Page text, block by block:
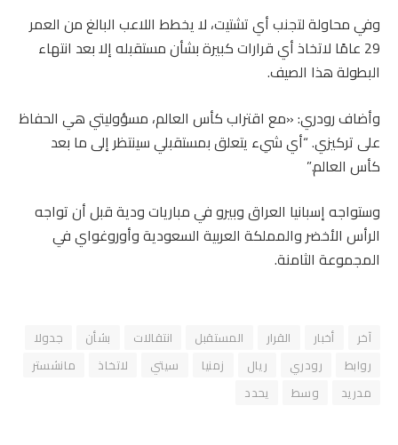
وفي محاولة لتجنب أي تشتيت، لا يخطط اللاعب البالغ من العمر
29 عامًا لاتخاذ أي قرارات كبيرة بشأن مستقبله إلا بعد انتهاء
البطولة هذا الصيف.
وأضاف رودري: «مع اقتراب كأس العالم، مسؤوليتي هي الحفاظ
على تركيزي. “أي شيء يتعلق بمستقبلي سينتظر إلى ما بعد
كأس العالم.”
وستواجه إسبانيا العراق وبيرو في مباريات ودية قبل أن تواجه
الرأس الأخضر والمملكة العربية السعودية وأوروغواي في
المجموعة الثامنة.
آخر أخبار القرار المستقبل انتقالات بشأن
جدولا
روابط
رودري ريال زمنيا سيتي لاتخاذ
مانشستر
مدريد
وسط يحدد